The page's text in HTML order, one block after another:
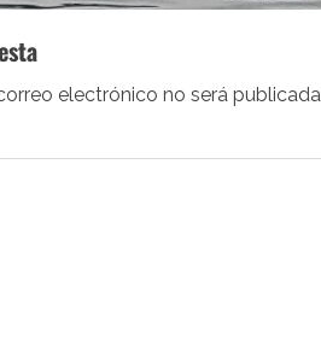
electrónico no será